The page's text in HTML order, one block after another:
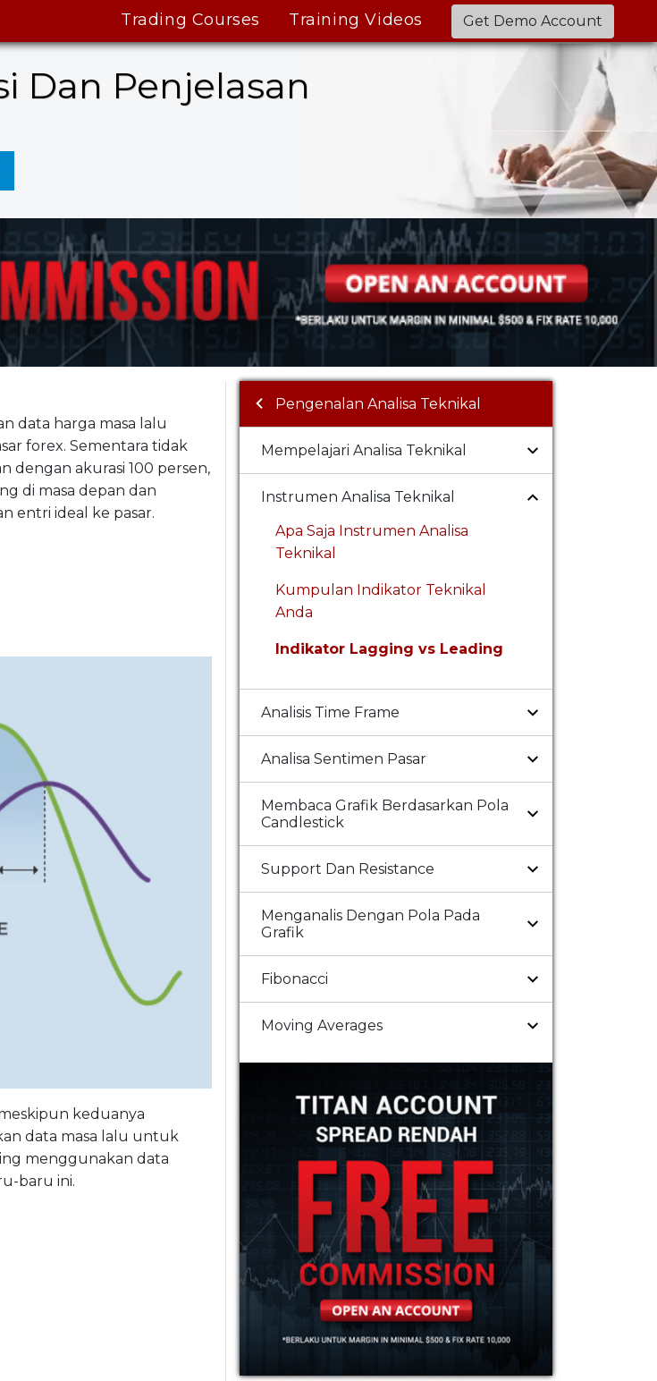
Trading Courses Training Videos Get Demo Account
Dan Penjelasan
data harga masa lalu
forex. Sementara tidak
dengan akurasi 100 persen,
di masa depan dan
entri ideal ke pasar.
keduanya
data masa lalu untuk
menggunakan data
baru ini.
Pengenalan Analisa Teknikal
Mempelajari Analisa Teknikal
Instrumen Analisa Teknikal
Apa Saja Instrumen Analisa
Teknikal
Kumpulan Indikator Teknikal
Anda
Indikator Lagging vs Leading
Analisis Time Frame
Analisa Sentimen Pasar
Membaca Grafik Berdasarkan Pola
Candlestick
Support Dan Resistance
Menganalis Dengan Pola Pada
Grafik
Fibonacci
Moving Averages